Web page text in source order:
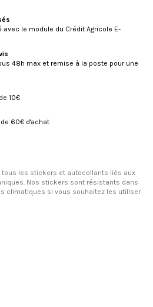
avec le module du Crédit Agricole E-
48h max et remise à la poste pour une
10€
60€ d'achat
tous les stickers et autocollants liés aux
Nos stickers sont résistants dans
climatiques si vous souhaitez les utiliser